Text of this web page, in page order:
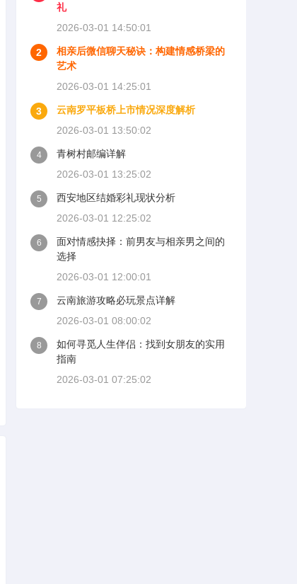
礼
2026-03-01 14:50:01
2
相亲后微信聊天秘诀：构建情感桥梁的
艺术
2026-03-01 14:25:01
3
云南罗平板桥上市情况深度解析
2026-03-01 13:50:02
4
青树村邮编详解
2026-03-01 13:25:02
5
西安地区结婚彩礼现状分析
2026-03-01 12:25:02
6
面对情感抉择：前男友与相亲男之间的
选择
2026-03-01 12:00:01
7
云南旅游攻略必玩景点详解
2026-03-01 08:00:02
8
如何寻觅人生伴侣：找到女朋友的实用
指南
2026-03-01 07:25:02